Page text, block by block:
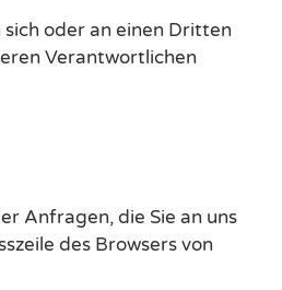
oder an einen Dritten
Verantwortlichen
Anfragen, die Sie an uns
des Browsers von